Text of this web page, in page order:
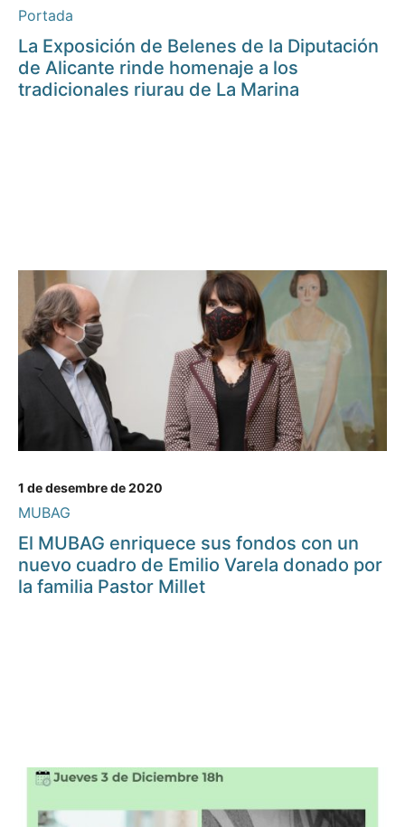
Portada
La Exposición de Belenes de la Diputación
de Alicante rinde homenaje a los
tradicionales riurau de La Marina
1 de desembre de 2020
MUBAG
El MUBAG enriquece sus fondos con un
nuevo cuadro de Emilio Varela donado por
la familia Pastor Millet